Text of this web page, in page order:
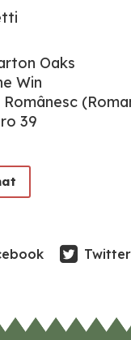
Oaks
Win
39
Twitter